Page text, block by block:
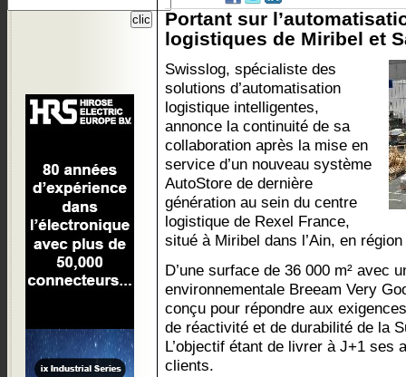
Portant sur
logistiques de Miribel et
Swisslog, spécialiste des
solutions d’automatisation
logistique intelligentes,
annonce la continuité de sa
collaboration après la mise en
service d’un nouveau système
AutoStore de dernière
génération au sein du centre
logistique de Rexel France,
situé à Miribel dans l’Ain, en
D’une surface de 36 000 m² avec
environnementale Breeam Very
conçu pour répondre aux
de réactivité et de durabilité de la
L’objectif étant de livrer à J+1 ses
clients.